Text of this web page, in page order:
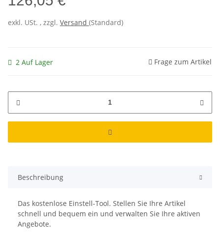
exkl. USt. , zzgl. Versand (Standard)
2 Auf Lager Frage zum Artikel
Beschreibung
Das kostenlose Einstell-Tool. Stellen Sie Ihre Artikel
schnell und bequem ein und verwalten Sie Ihre aktiven
Angebote.